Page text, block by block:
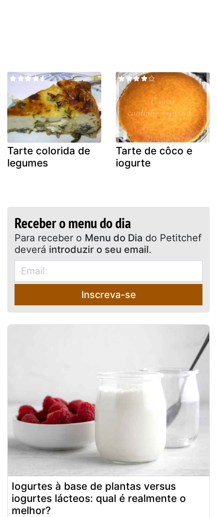
Tarte colorida de
legumes
Tarte de côco e
iogurte
Receber o menu do dia
Para receber o Menu do Dia do Petitchef
deverá introduzir o seu email.
Inscreva-se
Iogurtes à base de plantas versus
iogurtes lácteos: qual é realmente o
melhor?